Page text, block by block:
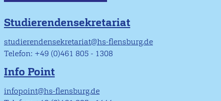
Studierendensekretariat
studierendensekretariat@hs-flensburg.de
Telefon: +49 (0)461 805 - 1308
Info Point
infopoint@hs-flensburg.de